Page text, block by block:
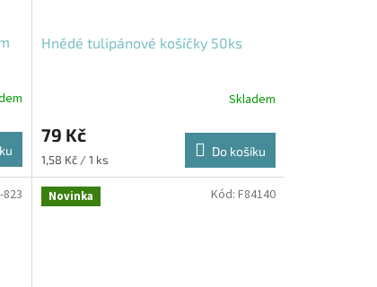
Hnědé tulipánové košíčky 50ks
Skladem
79 Kč
Měrná
cena:
1,58 Kč / 1 ks
Do košíku
823 Novinka Kód: F84140